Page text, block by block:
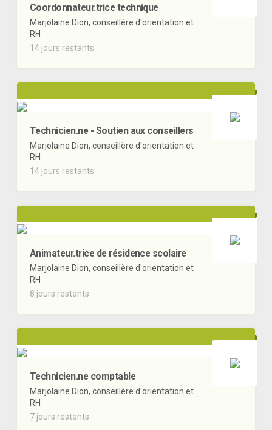
Coordonnateur.trice technique
Marjolaine Dion, conseillère d'orientation et
RH
14 jours restants
Technicien.ne - Soutien aux conseillers
Marjolaine Dion, conseillère d'orientation et
RH
14 jours restants
Animateur.trice de résidence scolaire
Marjolaine Dion, conseillère d'orientation et
RH
8 jours restants
Technicien.ne comptable
Marjolaine Dion, conseillère d'orientation et
RH
7 jours restants